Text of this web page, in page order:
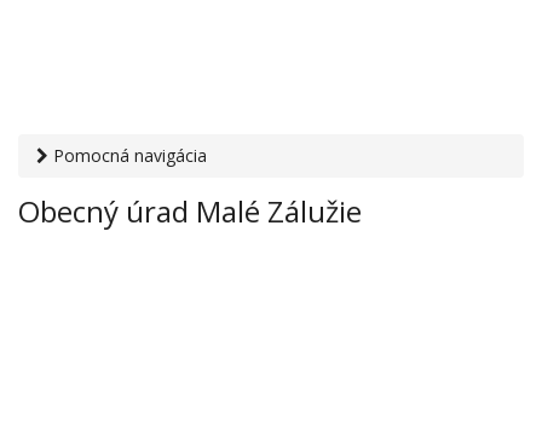
Pomocná navigácia
Obecný úrad Malé Zálužie
Obecný úrad Malé Zálužie